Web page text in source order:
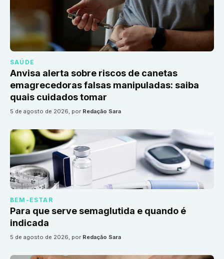
SAÚDE
Anvisa alerta sobre riscos de canetas
emagrecedoras falsas manipuladas: saiba
quais cuidados tomar
5 de agosto de 2026, por Redação Sara
BEM-ESTAR
Para que serve semaglutida e quando é
indicada
5 de agosto de 2026, por Redação Sara